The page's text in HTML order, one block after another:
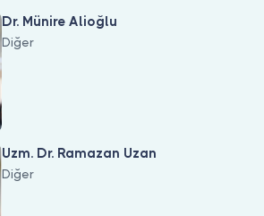
Dr. Münire Alioğlu
Diğer
Uzm. Dr. Ramazan Uzan
Diğer